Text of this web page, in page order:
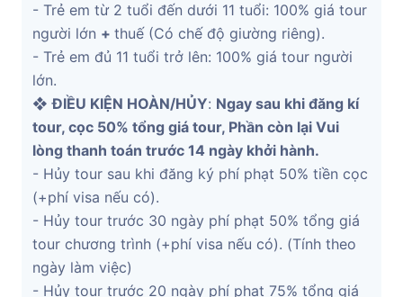
- Trẻ em từ 2 tuổi đến dưới 11 tuổi: 100% giá tour
người lớn + thuế (Có chế độ giường riêng).
- Trẻ em đủ 11 tuổi trở lên: 100% giá tour người
lớn.
❖ĐIỀU KIỆN HOÀN/HỦY: Ngay sau khi đăng kí
tour, cọc 50% tổng giá tour, Phần còn lại Vui
lòng thanh toán trước 14 ngày khởi hành.
- Hủy tour sau khi đăng ký phí phạt 50% tiền cọc
(+phí visa nếu có).
- Hủy tour trước 30 ngày phí phạt 50% tổng giá
tour chương trình (+phí visa nếu có). (Tính theo
ngày làm việc)
- Hủy tour trước 20 ngày phí phạt 75% tổng giá